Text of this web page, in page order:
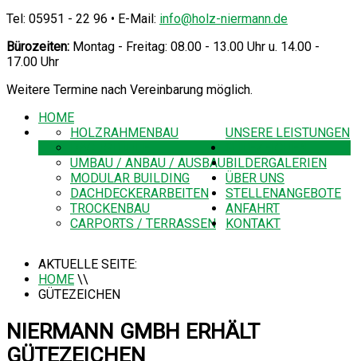
Tel: 05951 - 22 96 • E-Mail: info@holz-niermann.de
Bürozeiten: Montag - Freitag: 08.00 - 13.00 Uhr u. 14.00 -
17.00 Uhr
Weitere Termine nach Vereinbarung möglich.
HOME
UNSERE LEISTUNGEN
HOLZRAHMENBAU
UMBAU / ANBAU / AUSBAU
MODULAR BUILDING
DACHDECKERARBEITEN
TROCKENBAU
CARPORTS / TERRASSEN
BILDERGALERIEN
ÜBER UNS
STELLENANGEBOTE
ANFAHRT
KONTAKT
AKTUELLE SEITE:
HOME \\
GÜTEZEICHEN
NIERMANN GMBH ERHÄLT
GÜTEZEICHEN